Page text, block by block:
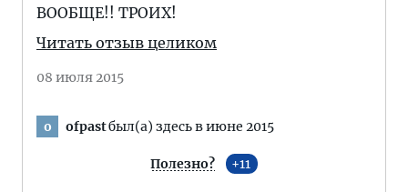
ВООБЩЕ!! ТРОИХ!
Читать отзыв целиком
08 июля 2015
o ofpastбыл(а) здесь в июне 2015
Полезно? 11